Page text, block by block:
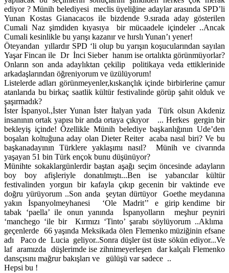
ediyor ? Münih belediyesi meclis üyeliğine adaylar arasında SPD’li
Yunan Kostas Gianacacos ile bizdende 9.sırada aday gösterilen
Cumali Naz şimdiden kıyasıya bir mücaadele içindeler ..Ancak
Cumali kesinlikle bu yarışı kazanır ve hırslı Yunan’ı yener!
Öteyandan yıllardır SPD ‘li olup bu yarışın koşucularından sayılan
Yaşar Fincan ile Dr İnci Sieber hanım ise ortalıkta görünmüyorlar?
Onların son anda adaylıktan çekilip politikaya veda ettiklerinide
arkadaşlarından öğreniyorum ve üzülüyorum!
Listelerde adları görünmeyenler,kıskançlık içinde birbirlerine çamur
atanlarıda bu birkaç saatlik kültür festivalinde görüp şahit olduk ve
şaşırmadık?
İster İspanyol.,İster Yunan İster İtalyan yada Türk olsun Akdeniz
insanının ortak yapısı bir anda ortaya çıkıyor ... Herkes gergin bir
bekleyiş içinde! Özellikle Münih belediye başkanlığının Ude’den
boşalan koltuğuna aday olan Dieter Reiter acaba nasıl biri? Ve bu
başkanadayının Türklere yaklaşımı nasıl? Münih ve civarında
yaşayan 51 bin Türk ençok bunu düşünüyor?
Münihte sokaklargünlerdir baştan aşağı seçim öncesinde adayların
boy boy afişleriyle donatılmıştı...Ben ise yabancılar kültür
festivalinden yorgun bir kafayla çıkıp gecenin bir vaktinde eve
doğru yürüyorum ..Son anda şeytan dürtüyor Goethe meydanına
yakın İspanyolmeyhanesi ‘Ole Madrit’’ e girip kendime bir
tabak ‘paella’ ile onun yanında İspanyolların meşhur peyniri
‘manchego ‘ile bir Kırmızı ‘Tinto’ şarabı söylüyorum ..Aklıma
geçenlerde 66 yaşında Meksikada ölen Flemenko müziğinin efsane
adı Paco de Lucia geliyor..Sonra düşler üst üste sökün ediyor...Ve
laf aramızda düşlerimde ise zihnimeyerleşen dar kalçalı Flemenko
dansçısını mağrur bakışları ve gülüşü var sadece ..
Hepsi bu !